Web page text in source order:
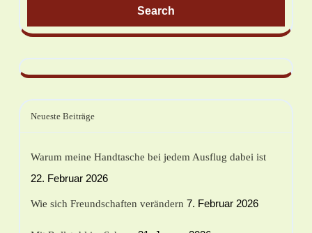
Neueste Beiträge
Warum meine Handtasche bei jedem Ausflug dabei ist
22. Februar 2026
Wie sich Freundschaften verändern 7. Februar 2026